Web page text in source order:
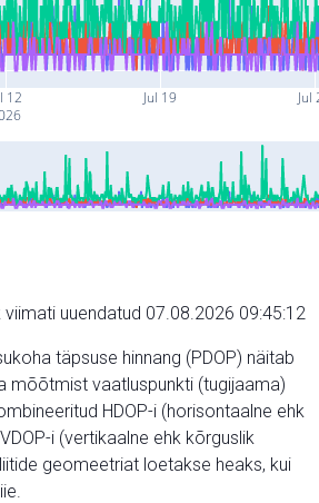
12 Jul 19 Jul
viimati uuendatud 07.08.2026 09:45:12
täpsuse hinnang (PDOP) näitab
mõõtmist vaatluspunkti (tugijaama)
HDOP-i (horisontaalne ehk
i (vertikaalne ehk kõrguslik
geomeetriat loetakse heaks, kui